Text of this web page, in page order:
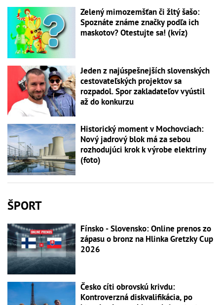
Zelený mimozemšťan či žltý šašo:
Spoznáte známe značky podľa ich
maskotov? Otestujte sa! (kvíz)
Jeden z najúspešnejších slovenských
cestovateľských projektov sa
rozpadol. Spor zakladateľov vyústil
až do konkurzu
Historický moment v Mochovciach:
Nový jadrový blok má za sebou
rozhodujúci krok k výrobe elektriny
(foto)
ŠPORT
Fínsko - Slovensko: Online prenos zo
zápasu o bronz na Hlinka Gretzky Cup
2026
Česko cíti obrovskú krivdu:
Kontroverzná diskvalifikácia, po